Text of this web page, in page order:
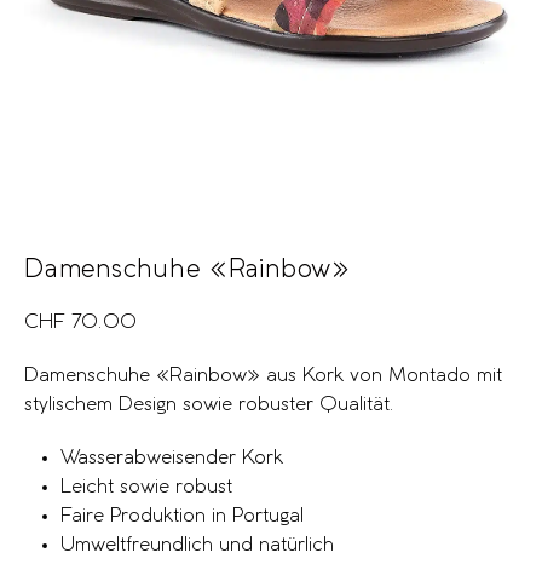
Damenschuhe «Rainbow»
CHF 70.00
Damenschuhe «Rainbow» aus Kork von Montado mit
stylischem Design sowie robuster Qualität.
Wasserabweisender Kork
Leicht sowie robust
Faire Produktion in Portugal
Umweltfreundlich und natürlich